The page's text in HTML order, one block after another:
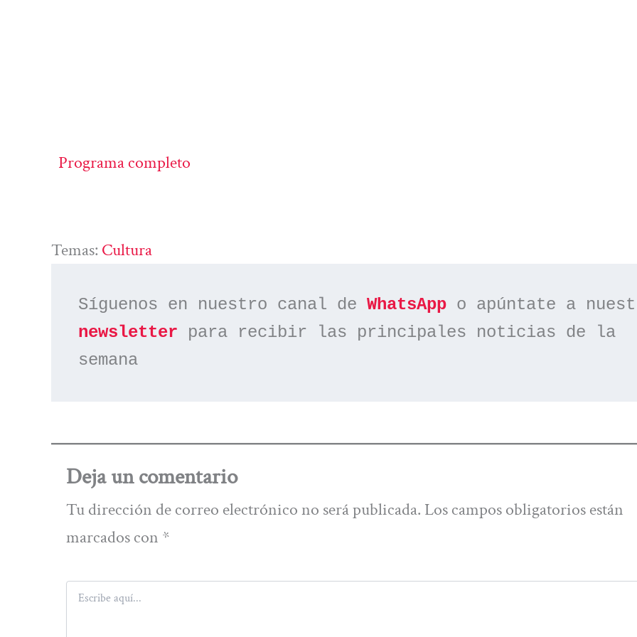
Programa completo
Temas: Cultura
Síguenos en nuestro canal de WhatsApp
newsletter para recibir las principales noticias de la
semana
Deja un comentario
Tu dirección de correo electrónico no será publicada. Los campos obligatorios están
marcados con *
Escribe
aquí...